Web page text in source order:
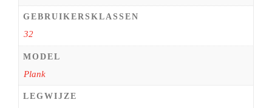
GEBRUIKERSKLASSEN
32
MODEL
Plank
LEGWIJZE